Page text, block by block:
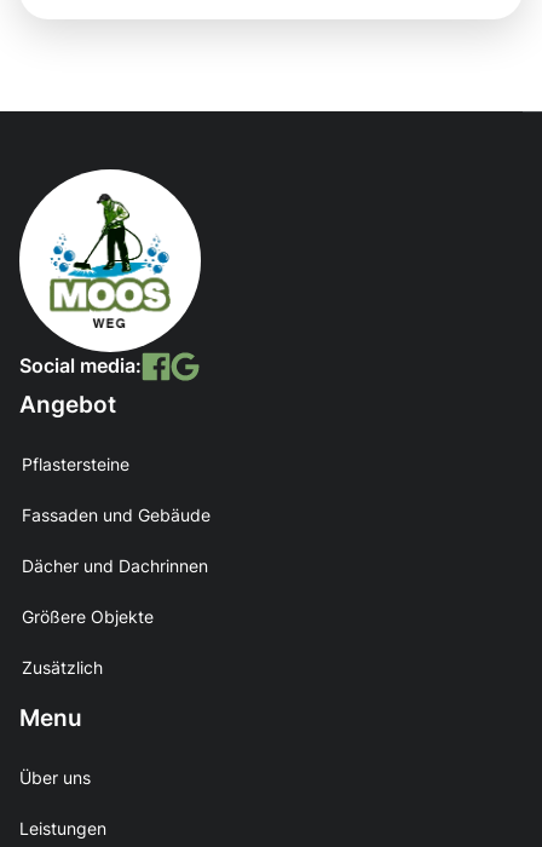
Social media:
Angebot
Pflastersteine
Fassaden und Gebäude
Dächer und Dachrinnen
Größere Objekte
Zusätzlich
Menu
Über uns
Leistungen